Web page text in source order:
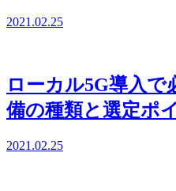
2021.02.25
ローカル5G導入で
備の種類と選定ポ
2021.02.25